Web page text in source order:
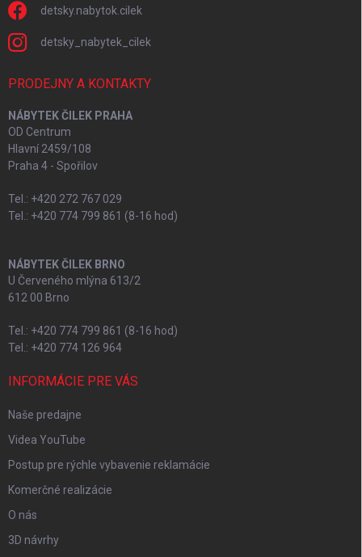
detsky.nabytok.cilek
detsky_nabytek_cilek
PRODEJNY A KONTAKTY
NÁBYTEK ČILEK PRAHA
OD Centrum
Hlavní 2459/108
Praha 4 - Spořilov
Tel.: +420 272 767 029
Tel.: +420 774 799 861 (8-16 hod)
NÁBYTEK ČILEK BRNO
U Červeného mlýna 613/2
612 00 Brno
Tel.: +420 774 799 861 (8-16 hod)
Tel.: +420 774 126 964
INFORMÁCIE PRE VÁS
Naše predajne
Videa YouTube
Postup pre rýchle vybavenie reklamácie
Komerčné realizácie
O nás
3D návrhy